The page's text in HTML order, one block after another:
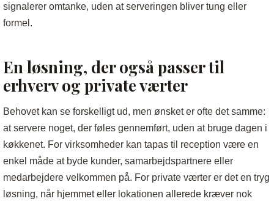
signalerer omtanke, uden at serveringen bliver tung eller
formel.
En løsning, der også passer til
erhverv og private værter
Behovet kan se forskelligt ud, men ønsket er ofte det samme:
at servere noget, der føles gennemført, uden at bruge dagen i
køkkenet. For virksomheder kan tapas til reception være en
enkel måde at byde kunder, samarbejdspartnere eller
medarbejdere velkommen på. For private værter er det en tryg
løsning, når hjemmet eller lokationen allerede kræver nok